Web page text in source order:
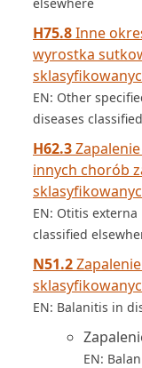
H75.8Inne
wyrostka
EN: Other
diseases
H62.3
innych chorób
EN: Otitis
classified
N51.2
EN: Balanitis in
EN: